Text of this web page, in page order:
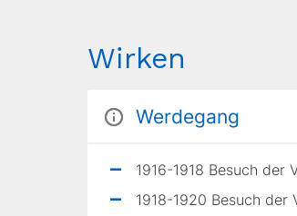
Wirken
Werdegang
1916-1918 Besuch der
1918-1920 Besuch der